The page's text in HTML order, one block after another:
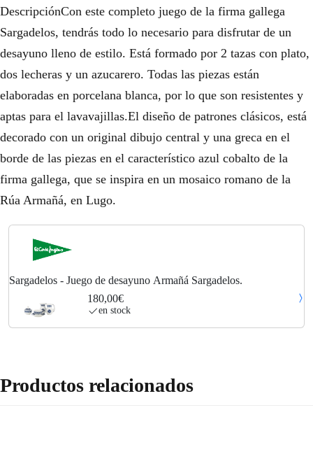
DescripciónCon este completo juego de la firma gallega
Sargadelos, tendrás todo lo necesario para disfrutar de un
desayuno lleno de estilo. Está formado por 2 tazas con plato,
dos lecheras y un azucarero. Todas las piezas están
elaboradas en porcelana blanca, por lo que son resistentes y
aptas para el lavavajillas.El diseño de patrones clásicos, está
decorado con un original dibujo central y una greca en el
borde de las piezas en el característico azul cobalto de la
firma gallega, que se inspira en un mosaico romano de la
Rúa Armañá, en Lugo.
Sargadelos - Juego de desayuno Armañá Sargadelos.
180,00€
en stock
Productos relacionados